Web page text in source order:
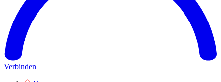
Verbinden